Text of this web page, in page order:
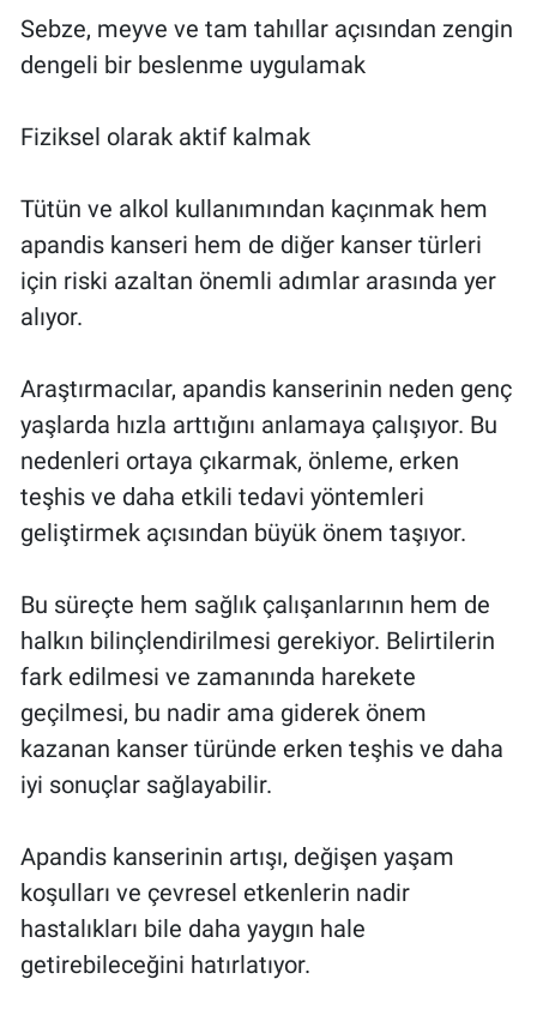
Sebze, meyve ve tam tahıllar açısından zengin
dengeli bir beslenme uygulamak
Fiziksel olarak aktif kalmak
Tütün ve alkol kullanımından kaçınmak hem
apandis kanseri hem de diğer kanser türleri
için riski azaltan önemli adımlar arasında yer
alıyor.
Araştırmacılar, apandis kanserinin neden genç
yaşlarda hızla arttığını anlamaya çalışıyor. Bu
nedenleri ortaya çıkarmak, önleme, erken
teşhis ve daha etkili tedavi yöntemleri
geliştirmek açısından büyük önem taşıyor.
Bu süreçte hem sağlık çalışanlarının hem de
halkın bilinçlendirilmesi gerekiyor. Belirtilerin
fark edilmesi ve zamanında harekete
geçilmesi, bu nadir ama giderek önem
kazanan kanser türünde erken teşhis ve daha
iyi sonuçlar sağlayabilir.
Apandis kanserinin artışı, değişen yaşam
koşulları ve çevresel etkenlerin nadir
hastalıkları bile daha yaygın hale
getirebileceğini hatırlatıyor.